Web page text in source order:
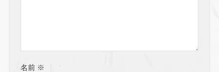
名前 ※